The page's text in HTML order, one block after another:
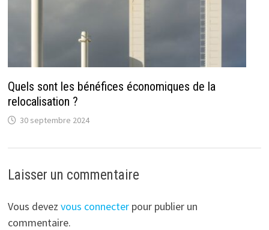
Quels sont les bénéfices économiques de la
relocalisation ?
30 septembre 2024
Laisser un commentaire
Vous devez vous connecterpour publier un
commentaire.